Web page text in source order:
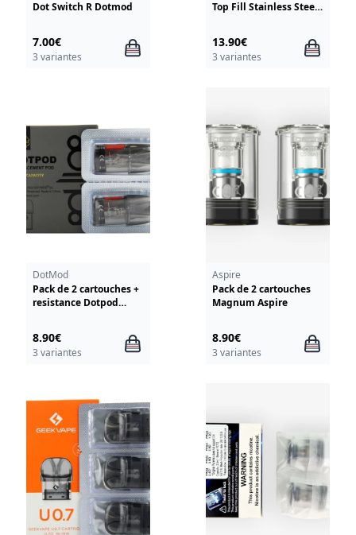
Dot Switch R Dotmod
7.00€
3 variantes
Top Fill Stainless Steel
13.90€
3 variantes
DotMod
Pack de 2 cartouches +
resistance Dotpod
8.90€
3 variantes
Aspire
Pack de 2 cartouches
Magnum Aspire
8.90€
3 variantes